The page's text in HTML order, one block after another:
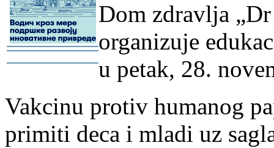
-
Dom zdravlja
organizuje
u petak, 28.
Vakcinu protiv humanog
primiti deca i mladi uz